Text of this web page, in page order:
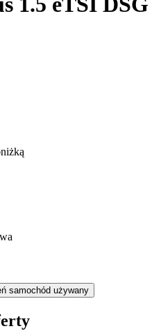
samochód używany